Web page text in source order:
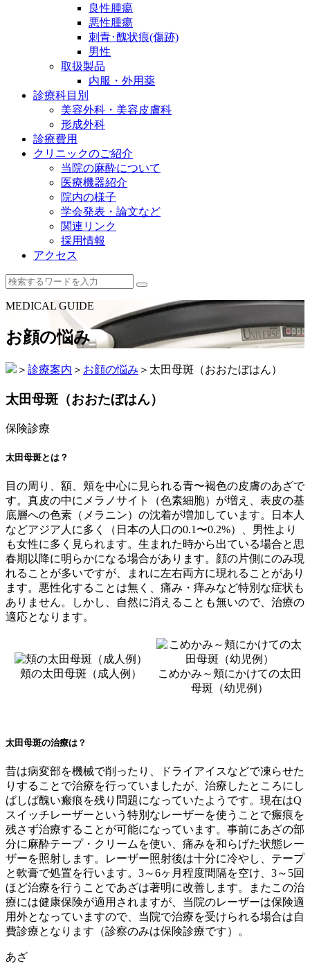
良性腫瘍
悪性腫瘍
刺青･醜状痕(傷跡)
男性
取扱製品
内服・外用薬
診療科目別
美容外科・美容皮膚科
形成外科
診療費用
クリニックのご紹介
当院の麻酔について
医療機器紹介
院内の様子
学会発表・論文など
関連リンク
採用情報
アクセス
MEDICAL GUIDE
お顔の悩み
＞ 診療案内 ＞ お顔の悩み ＞ 太田母斑（おおたぼはん）
太田母斑（おおたぼはん）
保険診療
太田母斑とは？
目の周り、額、頬を中心に見られる青〜褐色の皮膚のあざで
す。真皮の中にメラノサイト（色素細胞）が増え、表皮の基
底層への色素（メラニン）の沈着が増加しています。日本人
などアジア人に多く（日本の人口の0.1〜0.2%）、男性より
も女性に多く見られます。生まれた時から出ている場合と思
春期以降に明らかになる場合があります。顔の片側にのみ現
れることが多いですが、まれに左右両方に現れることがあり
ます。悪性化することは無く、痛み・痒みなど特別な症状も
ありません。しかし、自然に消えることも無いので、治療の
適応となります。
頬の太田母斑（成人例）
こめかみ～頬にかけての太田
母斑（幼児例）
太田母斑の治療は？
昔は病変部を機械で削ったり、ドライアイスなどで凍らせた
りすることで治療を行っていましたが、治療したところにし
ばしば醜い瘢痕を残り問題になっていたようです。現在はQ
スイッチレーザーという特別なレーザーを使うことで瘢痕を
残さず治療することが可能になっています。事前にあざの部
分に麻酔テープ・クリームを使い、痛みを和らげた状態レー
ザーを照射します。レーザー照射後は十分に冷やし、テープ
と軟膏で処置を行います。3～6ヶ月程度間隔を空け、3～5回
ほど治療を行うことであざは著明に改善します。またこの治
療には健康保険が適用されますが、当院のレーザーは保険適
用外となっていますので、当院で治療を受けられる場合は自
費診療となります（診察のみは保険診療です）。
あざ